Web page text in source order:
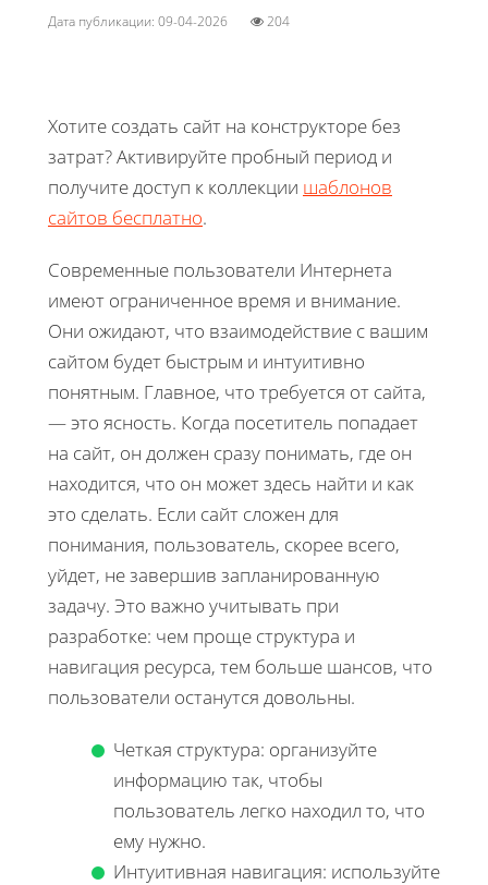
Дата публикации: 09-04-2026 204
Хотите создать сайт на конструкторе без
затрат? Активируйте пробный период и
получите доступ к коллекции шаблонов
сайтов бесплатно.
Современные пользователи Интернета
имеют ограниченное время и внимание.
Они ожидают, что взаимодействие с вашим
сайтом будет быстрым и интуитивно
понятным. Главное, что требуется от сайта,
— это ясность. Когда посетитель попадает
на сайт, он должен сразу понимать, где он
находится, что он может здесь найти и как
это сделать. Если сайт сложен для
понимания, пользователь, скорее всего,
уйдет, не завершив запланированную
задачу. Это важно учитывать при
разработке: чем проще структура и
навигация ресурса, тем больше шансов, что
пользователи останутся довольны.
Четкая структура: организуйте
информацию так, чтобы
пользователь легко находил то, что
ему нужно.
Интуитивная навигация: используйте